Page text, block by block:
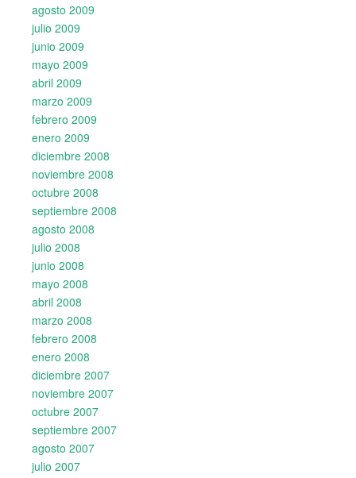
agosto 2009
julio 2009
junio 2009
mayo 2009
abril 2009
marzo 2009
febrero 2009
enero 2009
diciembre 2008
noviembre 2008
octubre 2008
septiembre 2008
agosto 2008
julio 2008
junio 2008
mayo 2008
abril 2008
marzo 2008
febrero 2008
enero 2008
diciembre 2007
noviembre 2007
octubre 2007
septiembre 2007
agosto 2007
julio 2007